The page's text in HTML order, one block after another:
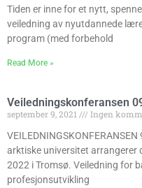
Tiden er inne for et nytt,
veiledning av nyutdannede
program (med forbehold
Read More »
Veiledningskonferansen
september 9, 2021
Ingen
arktiske universitet arrangerer
2022 i Tromsø. Veiledning for
profesjonsutvikling